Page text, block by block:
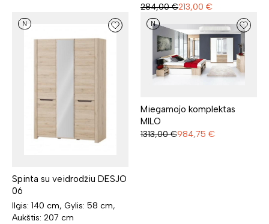
284,00 €213,00 €
N
Spinta su veidrodžiu DESJO
06
Ilgis: 140 cm, Gylis: 58 cm,
Aukštis: 207 cm
N
Miegamojo komplektas
MILO
1313,00 €984,75 €